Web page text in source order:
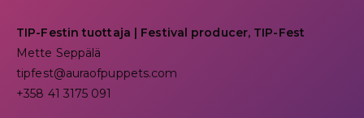
TIP-Festin tuottaja | Festival producer, TIP-Fest
Mette Seppälä
tipfest@auraofpuppets.com
+358 41 3175 091